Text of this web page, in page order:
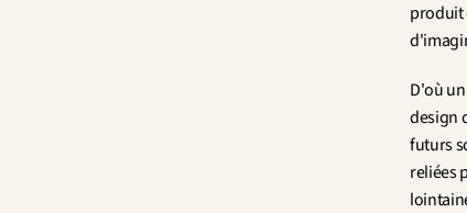
produit
D'où
design
futurs
reliées